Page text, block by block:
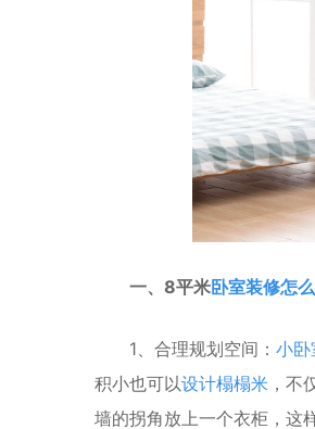
一、8平米卧室装修怎
1、合理规划空间： 小卧
积小也可以设计榻榻米 ，不
墙的拐角放上一个衣柜，这